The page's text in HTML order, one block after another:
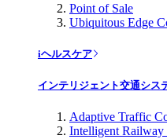
Point of Sale
Ubiquitous Edge
iヘルスケア
インテリジェント交通シス
Adaptive Traffic
Intelligent Railway